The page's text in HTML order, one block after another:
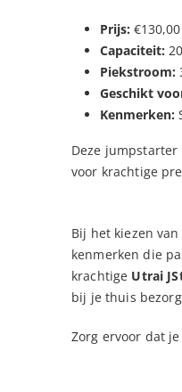
Prijs: €130,00
Capaciteit:
Piekstroom:
Geschikt
Kenmerken:
Deze jumpstarter
voor krachtige
Bij het kiezen
kenmerken die
krachtige Utrai
bij je thuis
Zorg ervoor dat